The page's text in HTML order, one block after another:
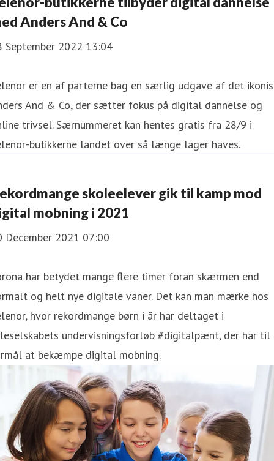
Anders And & Co
September 2022 13:04
er en af parterne bag en særlig udgave af det
And & Co, der sætter fokus på digital dannelse og
trivsel. Særnummeret kan hentes gratis fra 28/9 i
butikkerne landet over så længe lager haves.
skoleelever gik til kamp mod
mobning i 2021
December 2021 07:00
har betydet mange flere timer foran skærmen end
og helt nye digitale vaner. Det kan man mærke hos
hvor rekordmange børn i år har deltaget i
undervisningsforløb #digitalpænt, der har til
at bekæmpe digital mobning.